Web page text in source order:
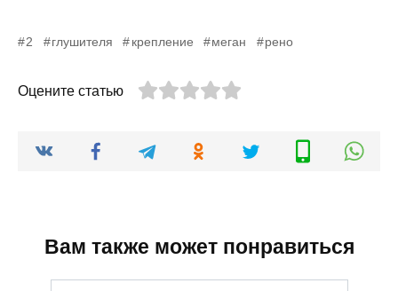
2 глушителя крепление меган рено
Оцените статью
Вам также может понравиться